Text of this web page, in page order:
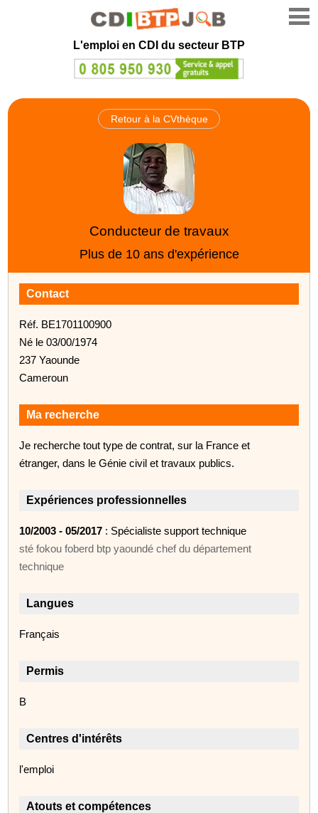
L'emploi en CDI du secteur BTP
Retour à la CVthèque
Conducteur de travaux
Plus de 10 ans d'expérience
Contact
Réf. BE1701100900
Né le 03/00/1974
237 Yaounde
Cameroun
Ma recherche
Je recherche tout type de contrat, sur la France et
étranger, dans le Génie civil et travaux publics.
Expériences professionnelles
10/2003 - 05/2017 : Spécialiste support technique
sté fokou foberd btp yaoundé chef du département
technique
Langues
Français
Permis
B
Centres d'intérêts
l'emploi
Atouts et compétences